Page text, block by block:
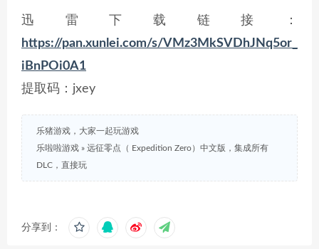
迅雷下载链接：
https://pan.xunlei.com/s/VMz3MkSVDhJNq5or_
iBnPOi0A1
提取码：jxey
乐猪游戏，大家一起玩游戏
乐啦啦游戏 » 远征零点（ Expedition Zero）中文版，集成所有
DLC，直接玩
分享到：